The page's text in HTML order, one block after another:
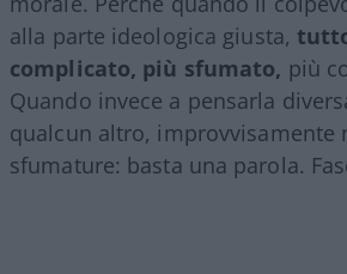
alla parte ideologica giusta,
complicato, più sfumato, più
Quando invece a pensarla
qualcun altro, improvvisamente
sfumature: basta una parola.